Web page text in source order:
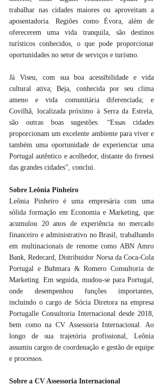
trabalhar nas cidades maiores ou aproveitam a
aposentadoria. Regiões como Évora, além de
oferecerem uma vida tranquila, são destinos
turísticos conhecidos, o que pode proporcionar
oportunidades no setor de serviços e turismo.
Já Viseu, com sua boa acessibilidade e vida
cultural ativa; Beja, conhecida por seu clima
ameno e vida comunitária diferenciada; e
Covilhã, localizada próximo à Serra da Estrela,
são outras boas sugestões. “Essas cidades
proporcionam um excelente ambiente para viver e
também uma oportunidade de experienciar uma
Portugal autêntico e acolhedor, distante do frenesi
das grandes cidades”, conclui.
Sobre Leônia Pinheiro
Leônia Pinheiro é uma empresária com uma
sólida formação em Economia e Marketing, que
acumulou 20 anos de experiência no mercado
financeiro e administrativo no Brasil, trabalhando
em multinacionais de renome como ABN Amro
Bank, Redecard, Distribuidor Norsa da Coca-Cola
Portugal e Buhmara & Romero Consultoria de
Marketing. Em seguida, mudou-se para Portugal,
onde desempenhou funções importantes,
incluindo o cargo de Sócia Diretora na empresa
Portugalle Consultoria Internacional desde 2018,
bem como na CV Assessoria Internacional. Ao
longo de sua trajetória profissional, Leônia
assumiu cargos de coordenação e gestão de equipe
e processos.
Sobre a CV Assessoria Internacional